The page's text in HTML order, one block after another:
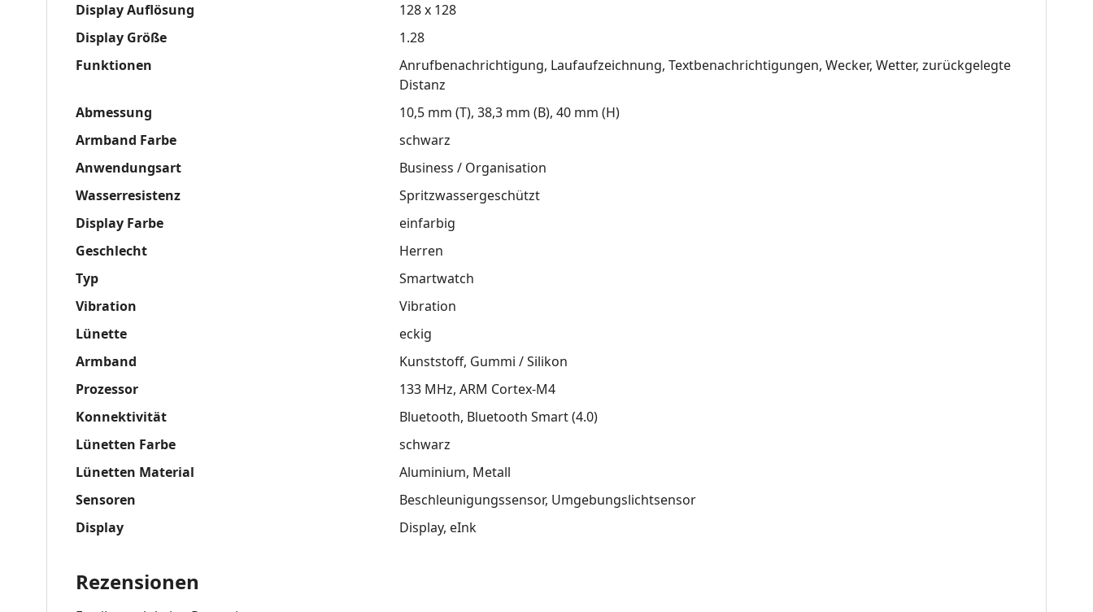
Display Auflösung
128 x 128
Display Größe
1.28
Funktionen
Anrufbenachrichtigung Laufaufzeichnung Textbenachrichtigungen Wecker Wetter zurückgelegte
Distanz
Abmessung
10,5 mm (T) 38,3 mm (B) 40 mm (H)
Armband Farbe
schwarz
Anwendungsart
Business / Organisation
Wasserresistenz
Spritzwassergeschützt
Display Farbe
einfarbig
Geschlecht
Herren
Typ
Smartwatch
Vibration
Vibration
Lünette
eckig
Armband
Kunststoff Gummi / Silikon
Prozessor
133 MHz ARM Cortex-M4
Konnektivität
Bluetooth Bluetooth Smart (4.0)
Lünetten Farbe
schwarz
Lünetten Material
Aluminium Metall
Sensoren
Beschleunigungssensor Umgebungslichtsensor
Display
Display eInk
Rezensionen